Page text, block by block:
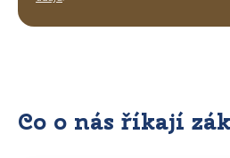
Co o nás říkají